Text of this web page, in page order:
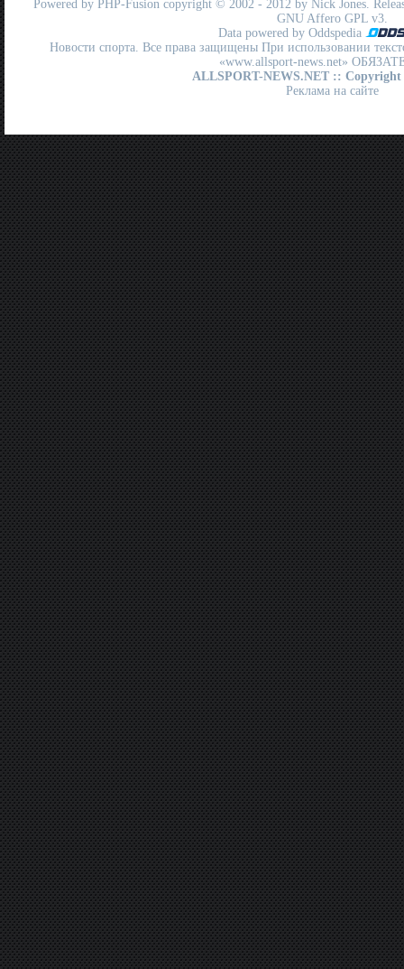
Powered by PHP-Fusion copyright © 2002 - 2012 by Nick Jones.
GNU Affero GPL v3.
Data powered by Oddspedia
Новости спорта. Все права защищены При использовании
«www.allsport-news.net»
ALLSPORT-NEWS.NET :: Copyright
Реклама на сайте